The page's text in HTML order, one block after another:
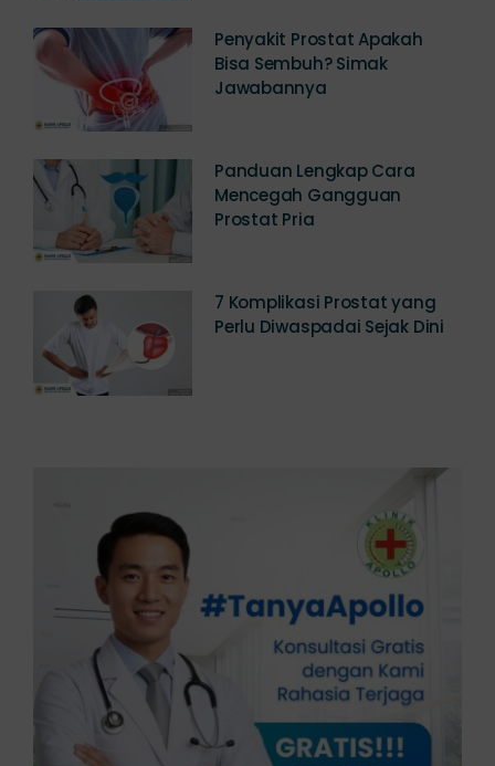
Penyakit Prostat Apakah
Bisa Sembuh? Simak
Jawabannya
Panduan Lengkap Cara
Mencegah Gangguan
Prostat Pria
7 Komplikasi Prostat yang
Perlu Diwaspadai Sejak Dini